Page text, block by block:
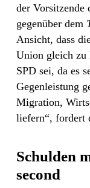
der Vorsitzende
gegenüber dem
Ansicht, dass
Union gleich zu
SPD sei, da es
Gegenleistung
Migration,
liefern“, fordert
Schulden
second